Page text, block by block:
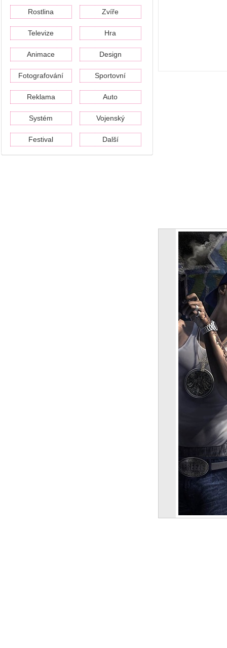
Rostlina Zvíře
Televize Hra
Animace Design
Fotografování Sportovní
Reklama Auto
Systém Vojenský
Festival Další